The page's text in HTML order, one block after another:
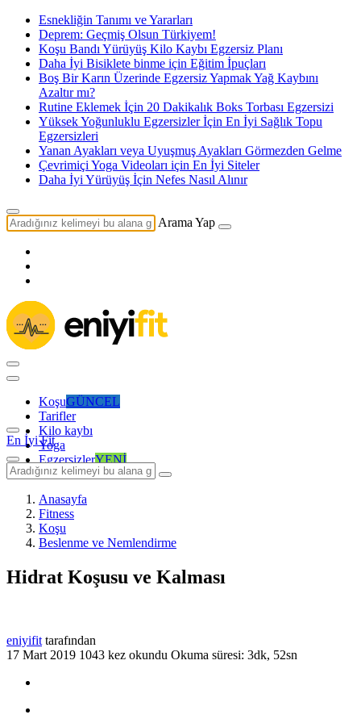
Esnekliğin Tanımı ve Yararları
Deprem: Geçmiş Olsun Türkiyem!
Koşu Bandı Yürüyüş Kilo Kaybı Egzersiz Planı
Daha İyi Bisiklete binme için Eğitim İpuçları
Boş Bir Karın Üzerinde Egzersiz Yapmak Yağ Kaybını
Azaltır mı?
Rutine Eklemek İçin 20 Dakikalık Boks Torbası Egzersizi
Yüksek Yoğunluklu Egzersizler İçin En İyi Sağlık Topu
Egzersizleri
Yanan Ayakları veya Uyuşmuş Ayakları Görmezden Gelme
Çevrimiçi Yoga Videoları için En İyi Siteler
Daha İyi Yürüyüş İçin Nefes Nasıl Alınır
Arama Yap
KoşuGÜNCEL
Tarifler
Kilo kaybı
Yoga
EgzersizlerYENİ
En İyi Fit
Anasayfa
Fitness
Koşu
Beslenme ve Nemlendirme
Hidrat Koşusu ve Kalması
eniyifit tarafından
17 Mart 2019 1043 kez okundu Okuma süresi: 3dk, 52sn